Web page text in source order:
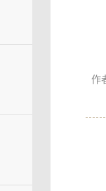
作